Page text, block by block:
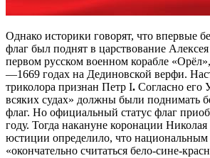
Однако историки говорят, что впервые
флаг был поднят в царствование
первом русском военном корабле
—1669 годах на Дединовской верфи.
триколора признан Петр I. Согласно его
всяких судах» должны были поднимать
флаг. Но официальный статус флаг
году. Тогда накануне коронации
юстиции определило, что
«окончательно считаться бело-сине-